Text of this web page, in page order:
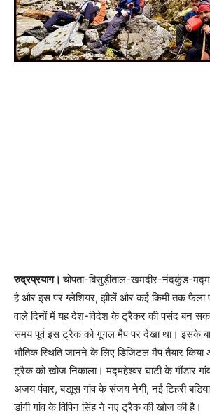
रुद्रप्रयाग।चोपता-बिसुड़ीताल-खमदीर-नंदकुंड-
है और इस पर ग्लेशियर, झीलें और कई किमी तक फैला
वाले दिनों में यह देश-विदेश के ट्रैकर की पसंद बन
समय पूर्व इस ट्रैक को गूगल मैप पर देखा था। इसके
भौतिक स्थिति जानने के लिए डिजिटल मैप तैयार
ट्रैक को खोज निकाला। मद्महेश्वर घाटी के गौंडार
अजय पंवार, बडाूस गांव के संजय नेगी, नई टिहरी
डांगी गांव के विपिन सिंह ने नए ट्रैक की खोज की है।